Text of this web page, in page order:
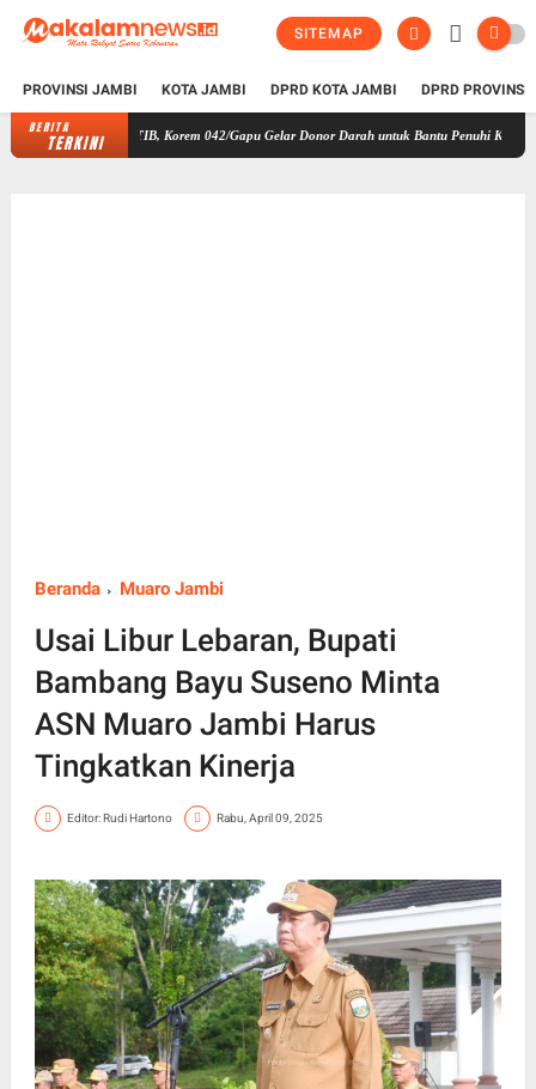
SITEMAP
PROVINSI JAMBI KOTA JAMBI DPRD KOTA JAMBI DPRD
BERITA
TERKINI
XX/TIB, Korem 042/Gapu Gelar Donor Darah untuk Bantu Penuhi Kebutuhan
Beranda Muaro Jambi
Usai Libur Lebaran, Bupati
Bambang Bayu Suseno Minta
ASN Muaro Jambi Harus
Tingkatkan Kinerja
Editor: Rudi Hartono Rabu, April 09, 2025